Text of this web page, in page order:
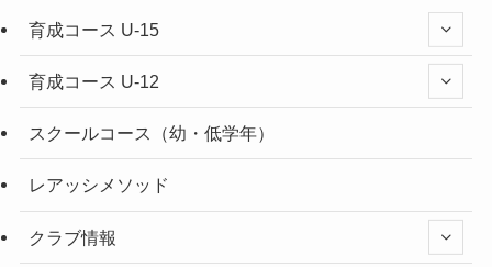
育成コース U-15
育成コース U-12
スクールコース（幼・低学年）
レアッシメソッド
クラブ情報